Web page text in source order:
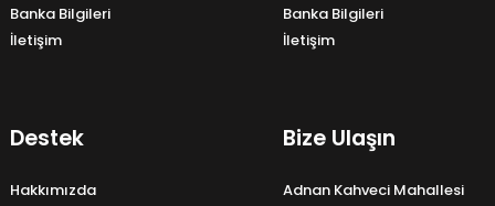
Banka Bilgileri
İletişim
Banka Bilgileri
İletişim
Destek
Hakkımızda
Bize Ulaşın
Adnan Kahveci Mahallesi